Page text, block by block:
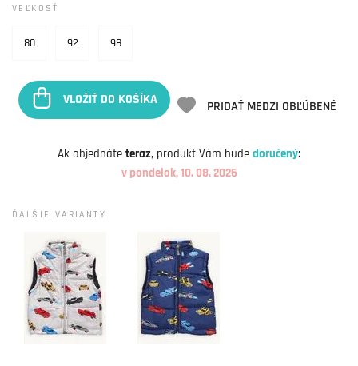
VEĽKOSŤ
80 92 98
VLOŽIŤ DO KOŠÍKA PRIDAŤ MEDZI OBĽÚBENÉ
Ak objednáte teraz, produkt Vám bude doručený:
v pondelok, 10. 08. 2026
ĎALŠIE VARIANTY